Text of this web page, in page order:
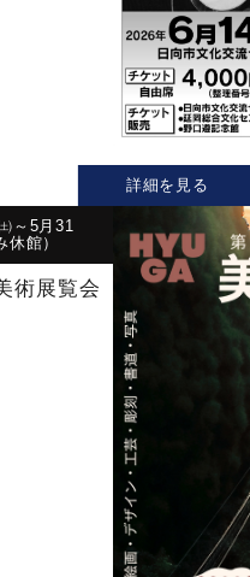
詳細を見る
～5月31
館）
術展覧会